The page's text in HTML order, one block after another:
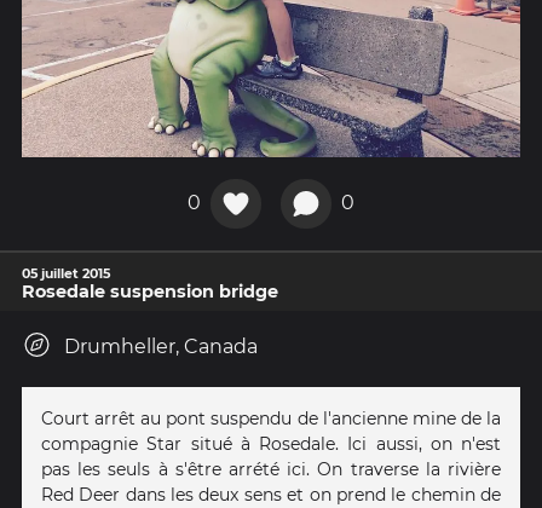
0 0
05 juillet 2015
Rosedale suspension bridge
Drumheller, Canada
Court arrêt au pont suspendu de l'ancienne mine de la
compagnie Star situé à Rosedale. Ici aussi, on n'est
pas les seuls à s'être arrété ici. On traverse la rivière
Red Deer dans les deux sens et on prend le chemin de